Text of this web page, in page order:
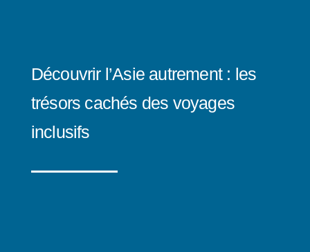
Découvrir l’Asie autrement : les
trésors cachés des voyages
inclusifs